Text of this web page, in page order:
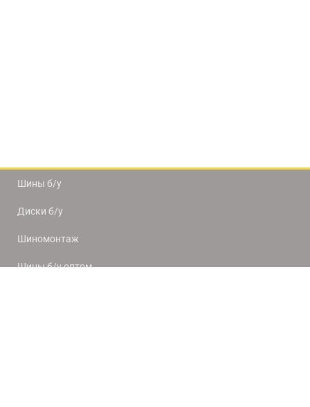
Шины б/у
Диски б/у
Шиномонтаж
Шины б/у оптом